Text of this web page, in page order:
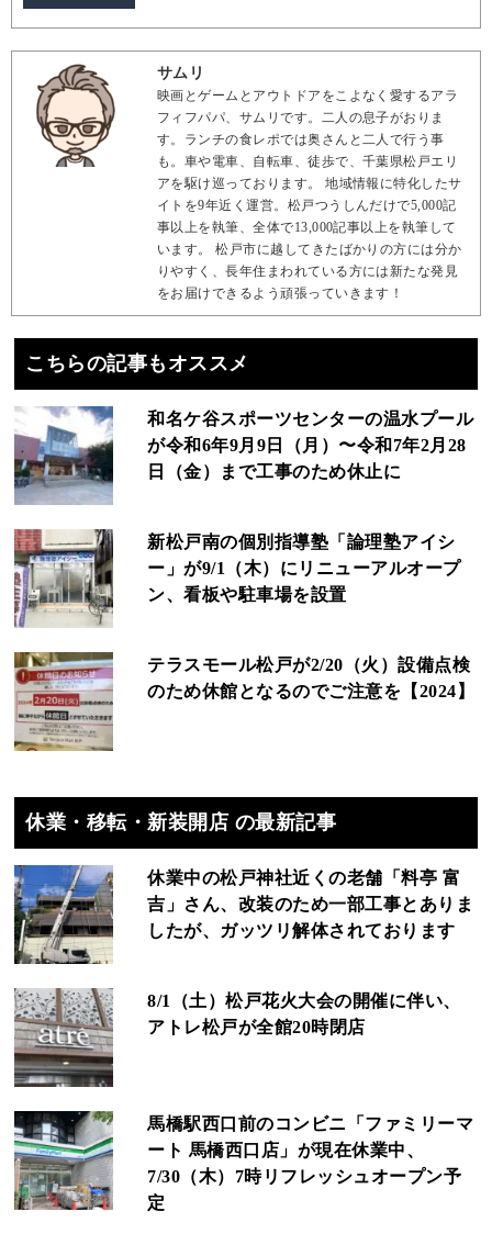
サムリ
映画とゲームとアウトドアをこよなく愛するアラ
フィフパパ、サムリです。二人の息子がおりま
す。ランチの食レポでは奥さんと二人で行う事
も。車や電車、自転車、徒歩で、千葉県松戸エリ
アを駆け巡っております。 地域情報に特化したサ
イトを9年近く運営。松戸つうしんだけで5,000記
事以上を執筆、全体で13,000記事以上を執筆して
います。 松戸市に越してきたばかりの方には分か
りやすく、長年住まわれている方には新たな発見
をお届けできるよう頑張っていきます！
こちらの記事もオススメ
和名ケ谷スポーツセンターの温水プール
が令和6年9月9日（月）〜令和7年2月28
日（金）まで工事のため休止に
新松戸南の個別指導塾「論理塾アイシ
ー」が9/1（木）にリニューアルオープ
ン、看板や駐車場を設置
テラスモール松戸が2/20（火）設備点検
のため休館となるのでご注意を【2024】
休業・移転・新装開店 の最新記事
休業中の松戸神社近くの老舗「料亭 富
吉」さん、改装のため一部工事とありま
したが、ガッツリ解体されております
8/1（土）松戸花火大会の開催に伴い、
アトレ松戸が全館20時閉店
馬橋駅西口前のコンビニ「ファミリーマ
ート 馬橋西口店」が現在休業中、
7/30（木）7時リフレッシュオープン予
定